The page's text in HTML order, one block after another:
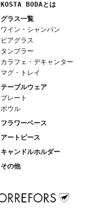
KOSTA BODAとは
グラス一覧
ワイン・シャンパン
ビアグラス
タンブラー
カラフェ・デキャンター
マグ・トレイ
テーブルウェア
プレート
ボウル
フラワーベース
アートピース
キャンドルホルダー
その他